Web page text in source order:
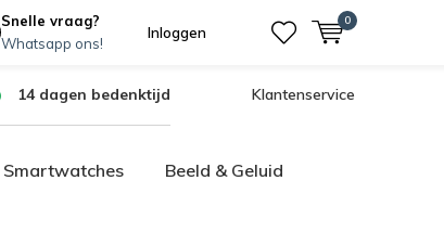
Snelle vraag?
Whatsapp ons!
Inloggen
0
14 dagen bedenktijd Klantenservice
Smartwatches Beeld & Geluid